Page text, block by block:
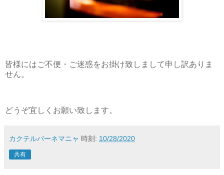
皆様にはご不便・ご迷惑をお掛け致しまして申し訳ありま
せん。
どうぞ宜しくお願い致します。
カクテルバーネマニャ 時刻: 10/28/2020
共有